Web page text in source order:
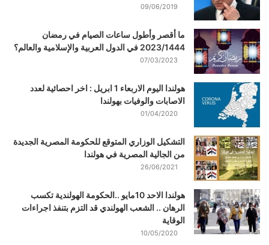
09/06/2019
ما أقصر وأطول ساعات الصيام في رمضان
2023/1444 في الدول العربية والإسلامية والعالم؟
07/03/2023
هولندا اليوم الاربعاء 1 ابريل : اخر احصائية لعدد
الاصابات والوفيات بهولندا
01/04/2020
التشكيل الوزاري المتوقع للحكومة المصرية الجديدة
من الجالية المصرية في هولندا
26/06/2021
هولندا الاحد 10مايو ..الحكومة الهولندية تكسب
الرهان .. الشعب الهولندي قد التزم بتنفذ اجراءات
الوقاية
10/05/2020